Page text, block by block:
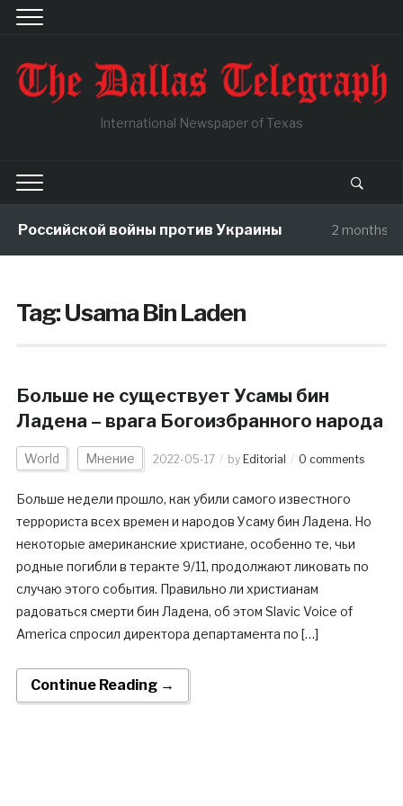
International Newspaper of Texas
Российской войны против Украины 2 months
Tag:Usama Bin Laden
Больше не существует Усамы бин
Ладена – врага Богоизбранного народа
World Мнение 2022-05-17 by Editorial 0 comments
Больше недели прошло, как убили самого известного
террориста всех времен и народов Усаму бин Ладена. Но
некоторые американские христиане, особенно те, чьи
родные погибли в теракте 9/11, продолжают ликовать по
случаю этого события. Правильно ли христианам
радоваться смерти бин Ладена, об этом Slavic Voice of
America спросил директора департамента по […]
Continue Reading →